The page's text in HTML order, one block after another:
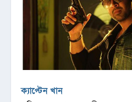
ক্যাপ্টেন খান